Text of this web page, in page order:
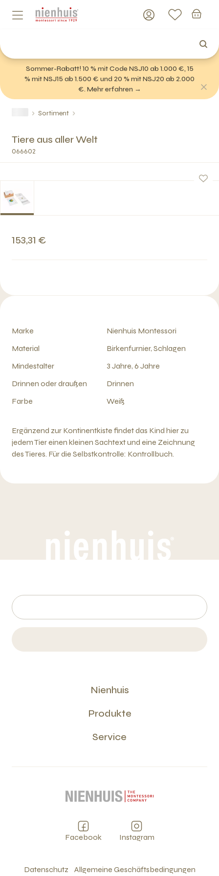
Sommer-Rabatt! 10 % mit Code NSJ10 ab 1.000 €, 15
% mit NSJ15 ab 1.500 € und 20 % mit NSJ20 ab 2.000
€. Mehr erfahren →
Sortiment
Tiere aus aller Welt
066602
153,31 €
Marke
Nienhuis Montessori
Material
Birkenfurnier, Schlagen
Mindestalter
3 Jahre, 6 Jahre
Drinnen oder draußen
Drinnen
Farbe
Weiß
Ergänzend zur Kontinentkiste findet das Kind hier zu
jedem Tier einen kleinen Sachtext und eine Zeichnung
des Tieres. Für die Selbstkontrolle: Kontrollbuch.
Nienhuis
Produkte
Service
Facebook Instagram
Datenschutz Allgemeine Geschäftsbedingungen